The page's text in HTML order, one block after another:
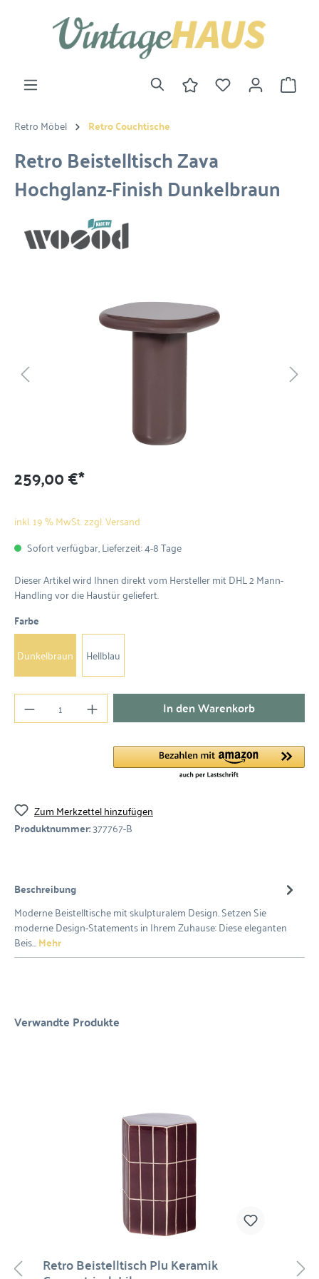
Retro Möbel Retro Couchtische
Retro Beistelltisch Zava
Hochglanz-Finish Dunkelbraun
259,00 €*
inkl. 19 % MwSt. zzgl. Versand
Sofort verfügbar, Lieferzeit: 4-8 Tage
Dieser Artikel wird Ihnen direkt vom Hersteller mit DHL 2 Mann-
Handling vor die Haustür geliefert.
Farbe
Dunkelbraun Hellblau
In den Warenkorb
Zum Merkzettel hinzufügen
Produktnummer:377767-B
Beschreibung
Moderne Beistelltische mit skulpturalem Design. Setzen Sie
moderne Design-Statements in Ihrem Zuhause: Diese eleganten
Beis…Mehr
Verwandte Produkte
Retro Beistelltisch Plu Keramik